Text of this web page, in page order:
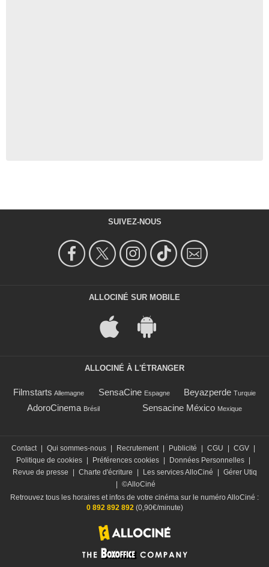
SUIVEZ-NOUS
ALLOCINÉ SUR MOBILE
ALLOCINÉ À L'ÉTRANGER
Filmstarts Allemagne SensaCine Espagne Beyazperde Turquie
AdoroCinema Brésil Sensacine México Mexique
Contact Qui sommes-nous Recrutement Publicité CGU CGV
Politique de cookies
Préférences cookies Données Personnelles
Revue de presse
Charte d'écriture Les services AlloCiné
Gérer Utiq
©AlloCiné
Retrouvez tous les horaires et infos de votre cinéma sur le numéro AlloCiné :
0 892 892 892(0,90€/minute)